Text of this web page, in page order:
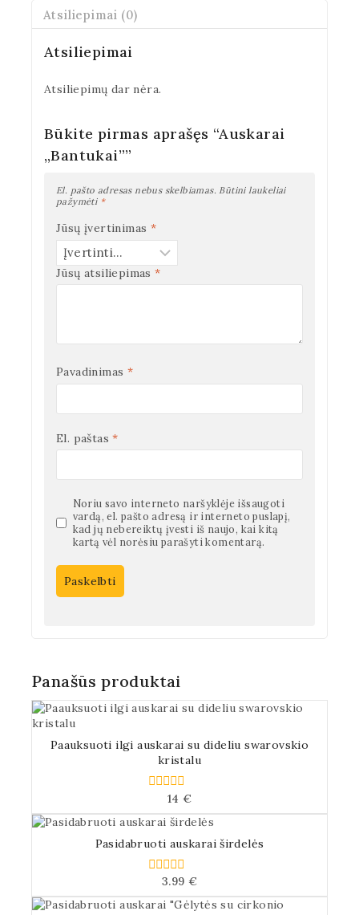
Atsiliepimai (0)
Atsiliepimai
Atsiliepimų dar nėra.
Būkite pirmas aprašęs “Auskarai
„Bantukai””
El. pašto adresas nebus skelbiamas. Būtini laukeliai
pažymėti *
Jūsų įvertinimas *
Jūsų atsiliepimas*
Pavadinimas *
El. paštas*
Noriu savo interneto naršyklėje išsaugoti
vardą, el. pašto adresą ir interneto puslapį,
kad jų nebereiktų įvesti iš naujo, kai kitą
kartą vėl norėsiu parašyti komentarą.
Panašūs produktai
Paauksuoti ilgi auskarai su dideliu swarovskio
kristalu
iš
5
14 €
Pasidabruoti auskarai širdelės
iš
5
3.99 €